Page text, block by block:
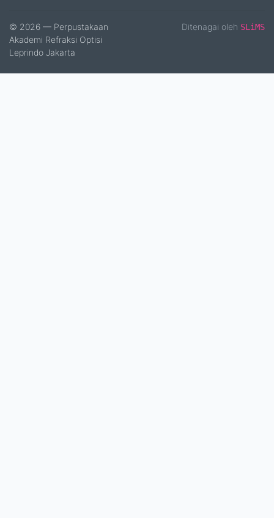
© 2026 — Perpustakaan
Akademi Refraksi Optisi
Leprindo Jakarta
Ditenagai oleh SLiMS